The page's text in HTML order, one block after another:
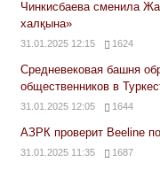
Чинкисбаева сменила
халқына»
31.01.2025 12:15 1624
Средневековая башня
общественников в
31.01.2025 12:05 1644
АЗРК проверит Beeline
31.01.2025 11:35 1687